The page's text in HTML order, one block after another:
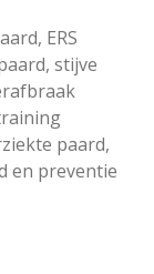
ERS
stijve
paard,
en preventie